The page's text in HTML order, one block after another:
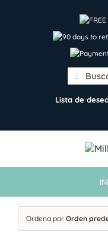
Search
for:
Lista de
Ordena por Orden